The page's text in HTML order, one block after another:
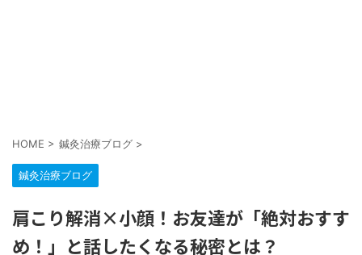
HOME > 鍼灸治療ブログ >
鍼灸治療ブログ
肩こり解消×小顔！お友達が「絶対おすす
め！」と話したくなる秘密とは？